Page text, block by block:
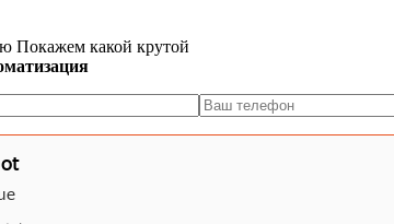
Покажем какой крутой